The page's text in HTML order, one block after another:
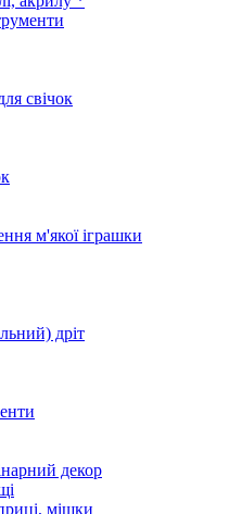
свічок
м'якої іграшки
дріт
декор
мішки